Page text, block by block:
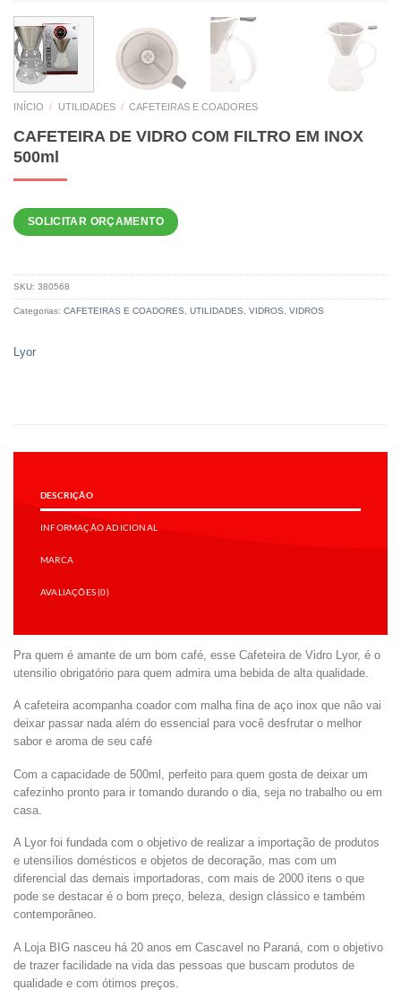
INÍCIO / UTILIDADES / CAFETEIRAS E COADORES
CAFETEIRA DE VIDRO COM FILTRO EM INOX
500ml
SOLICITAR ORÇAMENTO
SKU: 380568
Categorias: CAFETEIRAS E COADORES UTILIDADES VIDROS VIDROS
Lyor
DESCRIÇÃO
INFORMAÇÃO ADICIONAL
MARCA
AVALIAÇÕES (0)
Pra quem é amante de um bom café, esse Cafeteira de Vidro Lyor, é o
utensilio obrigatório para quem admira uma bebida de alta qualidade.
A cafeteira acompanha coador com malha fina de aço inox que não vai
deixar passar nada além do essencial para você desfrutar o melhor
sabor e aroma de seu café
Com a capacidade de 500ml, perfeito para quem gosta de deixar um
cafezinho pronto para ir tomando durando o dia, seja no trabalho ou em
casa.
A Lyor foi fundada com o objetivo de realizar a importação de produtos
e utensílios domésticos e objetos de decoração, mas com um
diferencial das demais importadoras, com mais de 2000 itens o que
pode se destacar é o bom preço, beleza, design clássico e também
contemporâneo.
A Loja BIG nasceu há 20 anos em Cascavel no Paraná, com o objetivo
de trazer facilidade na vida das pessoas que buscam produtos de
qualidade e com ótimos preços.